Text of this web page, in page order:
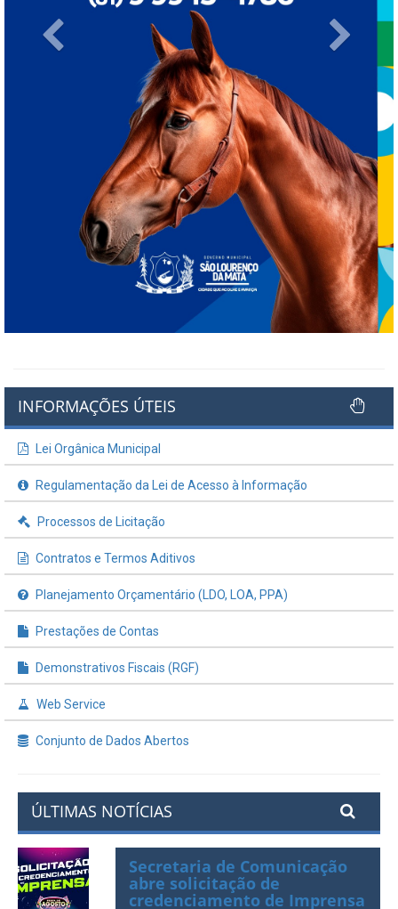
INFORMAÇÕES ÚTEIS
Lei Orgânica Municipal
Regulamentação da Lei de Acesso à Informação
Processos de Licitação
Contratos e Termos Aditivos
Planejamento Orçamentário (LDO, LOA, PPA)
Prestações de Contas
Demonstrativos Fiscais (RGF)
Web Service
ÚLTIMAS NOTÍCIAS
Secretaria de Comunicação